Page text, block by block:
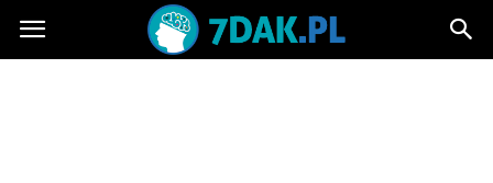
7dak.pl